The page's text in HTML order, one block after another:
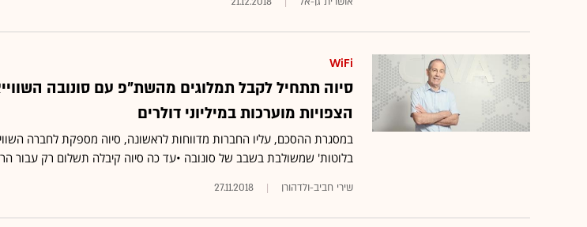
WiFi
סיוה תתחיל לקבל תמלוגים מהשת"פ עם סונובה
הצפויות מוערכות במיליוני דולרים
במסגרת ההסכם, עליו החברות מדווחות לראשונה, סיוה מספקת לחברה
בלוטות' שמשולבת בשבב של סונובה •עד כה סיוה קיבלה תשלום רק עבור
שירי חביב-ולדהורן 27.11.2018